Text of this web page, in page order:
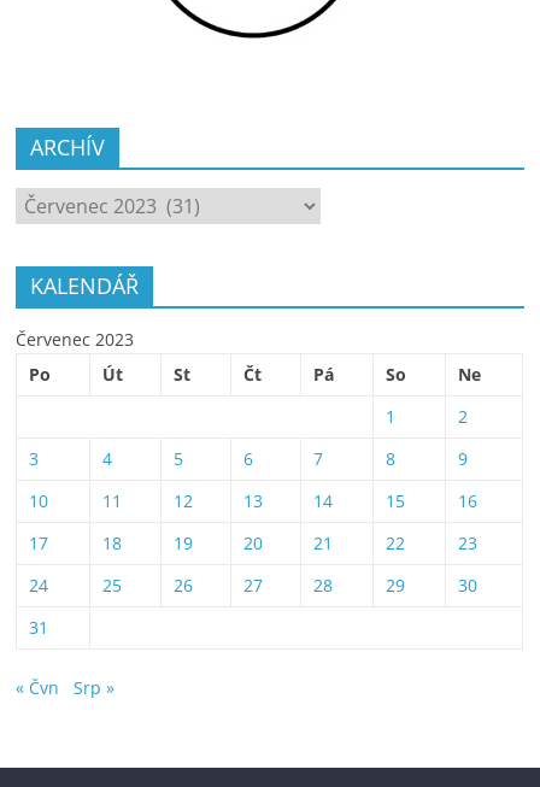
ARCHÍV
ARCHÍV
KALENDÁŘ
Červenec 2023
Po
Út St Čt Pá So
Ne
1
2
3
4 5 6 7 8
9
10
11 12 13 14 15
16
17
18 19 20 21 22
23
24
25 26 27 28 29
30
31
« Čvn Srp »